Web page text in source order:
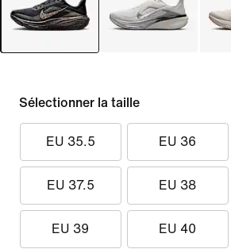
Sélectionner la taille
EU 35.5 EU 36
EU 37.5 EU 38
EU 39 EU 40